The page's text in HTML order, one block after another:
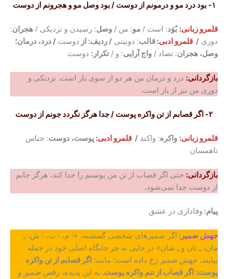
۱- بود درد مو و درمونم از دوست / بود وصل مو و هجرونم از دوست
قلمرو زبانی: بُوَد: است / مو: من / وصل: رسیدن و نزدیکی / هجران:
دوری / قلمرو ادبی: قالب: دوبیتی / ردیف: از دوست / درد، درمان؛
وصل، هجران: تضاد / واج آرایی: و /تکرار: دوست
بازگردانی: درد و درمان من هر دو از سوی یار است. نزدیکی و
دوری من نیز از یار است.
۲- اگر قصابم از تن واکره پوست / جدا هرگز نگردد جونم از دوست
قلمرو زبانی: واکره: واکند / قلمرو ادبی: پوست، دوست: جناس
ناهمسان
بازگردانی: حتی اگر قصاب از تن من پوستم را جدا کند، هرگز جانم
از دوست جدا نمی‌شود.
پیام: وفاداری در عشق
جهش ضمیر: اگر ضمیرهای شخصی گسسته، «-َ م، -َ ت، -َ ش، ﹻ
مان، ﹻ تان و ﹻ شان» در جایی به جز جایگاه اصلی خود در جمله
بیایند، جهش ضمیر رخ داده است؛ مانند: اگر قصابم از تن واکره
پوست: اگر قصاب از تنم واکره پوست. به این پدیده، رقص ضمیر و